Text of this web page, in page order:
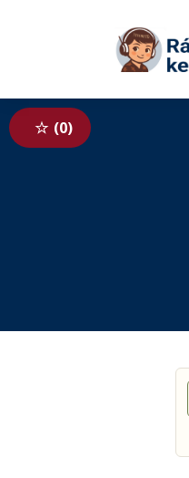
Tovább a tartalomhoz
0